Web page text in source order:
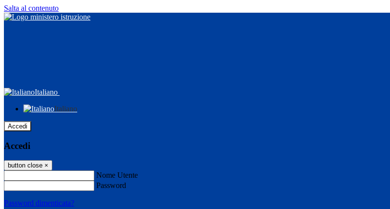
Salta al contenuto
Italiano
Italiano
Accedi
Accedi
button close ×
Nome Utente
Password
Password dimenticata?